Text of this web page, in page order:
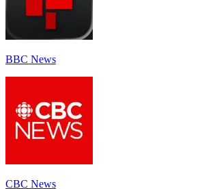
BBC News
CBC News